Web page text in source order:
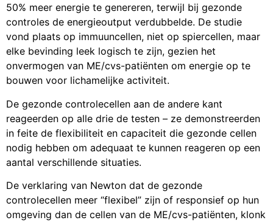
50% meer energie te genereren, terwijl bij gezonde
controles de energieoutput verdubbelde. De studie
vond plaats op immuuncellen, niet op spiercellen, maar
elke bevinding leek logisch te zijn, gezien het
onvermogen van ME/cvs-patiënten om energie op te
bouwen voor lichamelijke activiteit.
De gezonde controlecellen aan de andere kant
reageerden op alle drie de testen – ze demonstreerden
in feite de flexibiliteit en capaciteit die gezonde cellen
nodig hebben om adequaat te kunnen reageren op een
aantal verschillende situaties.
De verklaring van Newton dat de gezonde
controlecellen meer “flexibel” zijn of responsief op hun
omgeving dan de cellen van de ME/cvs-patiënten, klonk